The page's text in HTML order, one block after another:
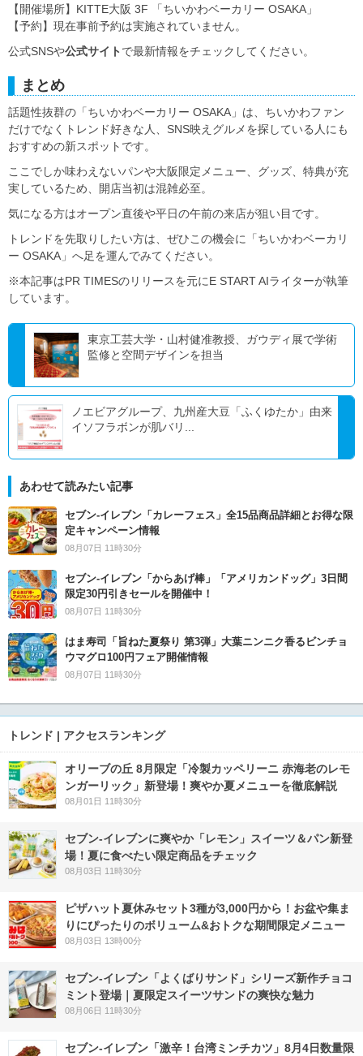
【開催場所】KITTE大阪 3F 「ちいかわベーカリー OSAKA」
【予約】現在事前予約は実施されていません。
公式SNSや公式サイト で最新情報をチェックしてください。
まとめ
話題性抜群の「ちいかわベーカリー OSAKA」は、ちいかわファン
だけでなくトレンド好きな人、SNS映えグルメを探している人にも
おすすめの新スポットです。
ここでしか味わえないパンや大阪限定メニュー、グッズ、特典が充
実しているため、開店当初は混雑必至。
気になる方はオープン直後や平日の午前の来店が狙い目です。
トレンドを先取りしたい方は、ぜひこの機会に「ちいかわベーカリ
ー OSAKA」へ足を運んでみてください。
※本記事はPR TIMESのリリースを元にE START AIライターが執筆
しています。
東京工芸大学・山村健准教授、ガウディ展で学術
監修と空間デザインを担当
ノエビアグループ、九州産大豆「ふくゆたか」由来
イソフラボンが肌バリ...
あわせて読みたい記事
セブン‐イレブン「カレーフェス」全15品商品詳細とお得な限
定キャンペーン情報
08月07日 11時30分
セブン‐イレブン「からあげ棒」「アメリカンドッグ」3日間
限定30円引きセールを開催中！
08月07日 11時30分
はま寿司「旨ねた夏祭り 第3弾」大葉ニンニク香るビンチョ
ウマグロ100円フェア開催情報
08月07日 11時30分
トレンド | アクセスランキング
オリーブの丘 8月限定「冷製カッペリーニ 赤海老のレモ
ンガーリック」新登場！爽やか夏メニューを徹底解説
08月01日 11時30分
セブン‐イレブンに爽やか「レモン」スイーツ＆パン新登
場！夏に食べたい限定商品をチェック
08月03日 11時30分
ピザハット夏休みセット3種が3,000円から！お盆や集ま
りにぴったりのボリューム&おトクな期間限定メニュー
08月03日 13時00分
セブン‐イレブン「よくばりサンド」シリーズ新作チョコ
ミント登場｜夏限定スイーツサンドの爽快な魅力
08月06日 11時30分
セブン-イレブン「激辛！台湾ミンチカツ」8月4日数量限